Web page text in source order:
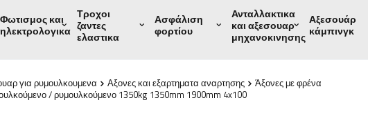
Φωτισμος και
ηλεκτρολογικα
Τροχοι
ζαντες
ελαστικα
Ασφάλιση
φορτίου
Ανταλλακτικα
και αξεσουαρ
μηχανοκινησης
Αξεσουάρ
κάμπινγκ
για ρυμουλκουμενα Αξονες και εξαρτηματα αναρτησης
Άξονες με φρένα
/ ρυμουλκούμενο 1350kg 1350mm 1900mm 4x100